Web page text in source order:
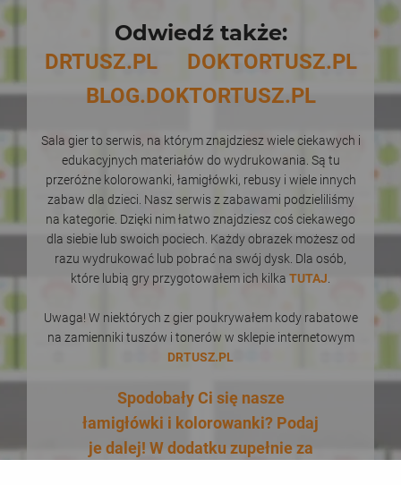
Odwiedź także:
DRTUSZ.PL
DOKTORTUSZ.PL
BLOG.DOKTORTUSZ.PL
Sala gier to serwis, na którym znajdziesz wiele ciekawych i
edukacyjnych materiałów do wydrukowania. Są tu
przeróżne kolorowanki, łamigłówki, rebusy i wiele innych
zabaw dla dzieci. Nasz serwis z zabawami podzieliliśmy
na kategorie. Dzięki nim łatwo znajdziesz coś ciekawego
dla siebie lub swoich pociech. Każdy obrazek możesz od
razu wydrukować lub pobrać na swój dysk. Dla osób,
które lubią gry przygotowałem ich kilka TUTAJ
Uwaga! W niektórych z gier poukrywałem kody rabatowe
na zamienniki tuszów i tonerów w sklepie internetowym
DRTUSZ.PL
Spodobały Ci się nasze
łamigłówki i kolorowanki? Podaj
je dalej! W dodatku zupełnie za